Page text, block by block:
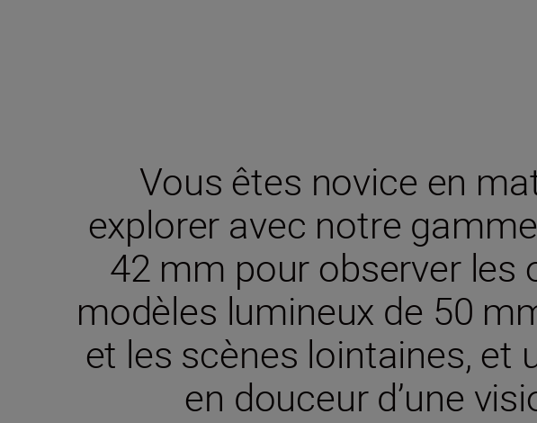
Vous êtes novice en
explorer avec notre
42 mm pour observer les
modèles lumineux de 50
et les scènes lointaines, et
en douceur d’une